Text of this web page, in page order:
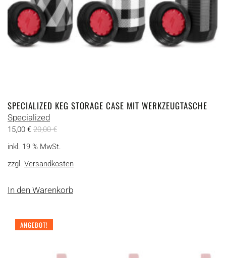
SPECIALIZED KEG STORAGE CASE MIT WERKZEUGTASCHE
Specialized
15,00 € 20,00€
inkl. 19 % MwSt.
zzgl. Versandkosten
In den Warenkorb
ANGEBOT!